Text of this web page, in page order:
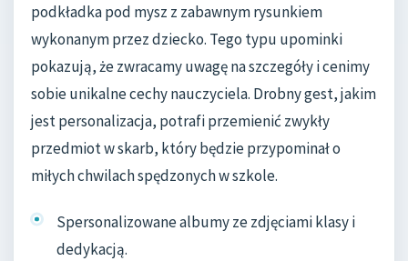
podkładka pod mysz z zabawnym rysunkiem
wykonanym przez dziecko. Tego typu upominki
pokazują, że zwracamy uwagę na szczegóły i cenimy
sobie unikalne cechy nauczyciela. Drobny gest, jakim
jest personalizacja, potrafi przemienić zwykły
przedmiot w skarb, który będzie przypominał o
miłych chwilach spędzonych w szkole.
Spersonalizowane albumy ze zdjęciami klasy i
dedykacją.